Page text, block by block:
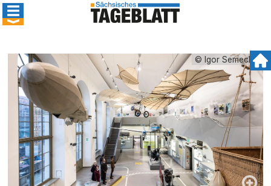
© Igor Semechin